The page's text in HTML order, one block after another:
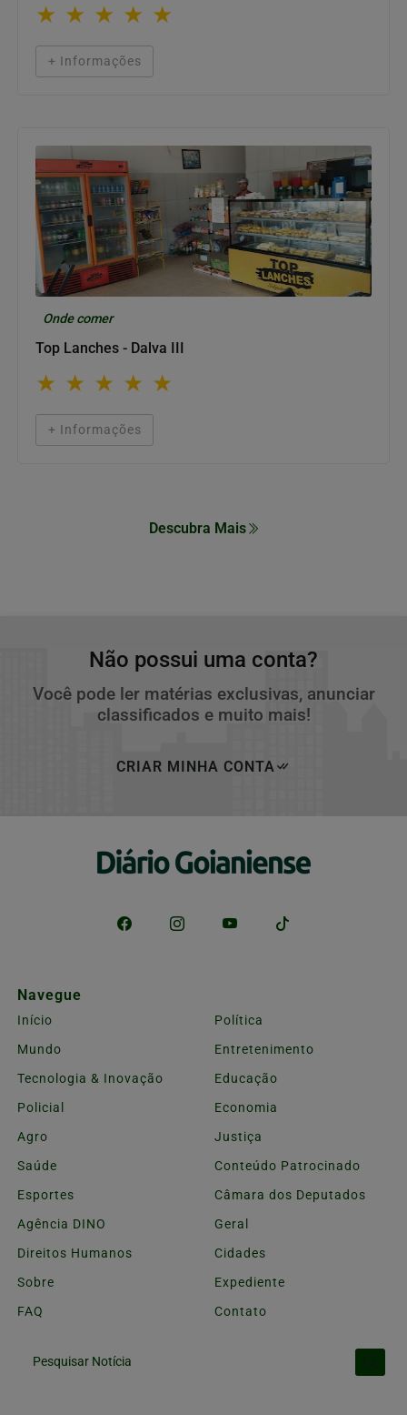
★ ★ ★ ★ ★
+ Informações
Onde comer
Top Lanches - Dalva III
★ ★ ★ ★ ★
+ Informações
Descubra Mais
Não possui uma conta?
Você pode ler matérias exclusivas, anunciar
classificados e muito mais!
CRIAR MINHA CONTA
Navegue
Início
Política
Mundo
Entretenimento
Tecnologia & Inovação
Educação
Policial
Economia
Agro
Justiça
Saúde
Conteúdo Patrocinado
Esportes
Câmara dos Deputados
Agência DINO
Geral
Direitos Humanos
Cidades
Sobre
Expediente
FAQ
Contato
Pesquisar Notícia